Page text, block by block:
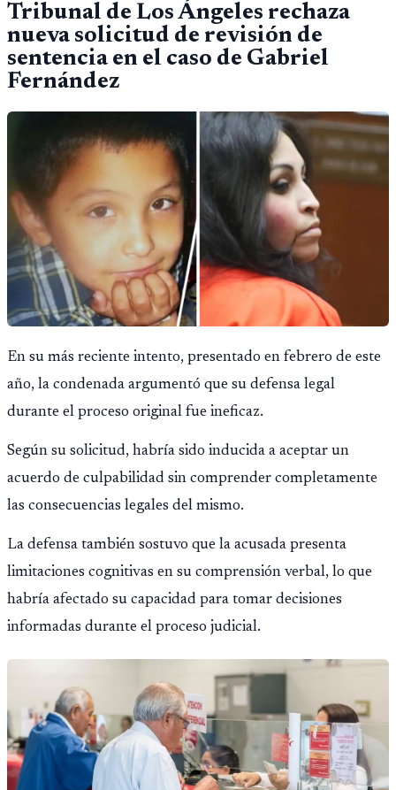
fallido con la administración anterior del Ministerio
Público.
Tribunal de Los Ángeles rechaza
nueva solicitud de revisión de
sentencia en el caso de Gabriel
Fernández
En su más reciente intento, presentado en febrero de este
año, la condenada argumentó que su defensa legal
durante el proceso original fue ineficaz.
Según su solicitud, habría sido inducida a aceptar un
acuerdo de culpabilidad sin comprender completamente
las consecuencias legales del mismo.
La defensa también sostuvo que la acusada presenta
limitaciones cognitivas en su comprensión verbal, lo que
habría afectado su capacidad para tomar decisiones
informadas durante el proceso judicial.